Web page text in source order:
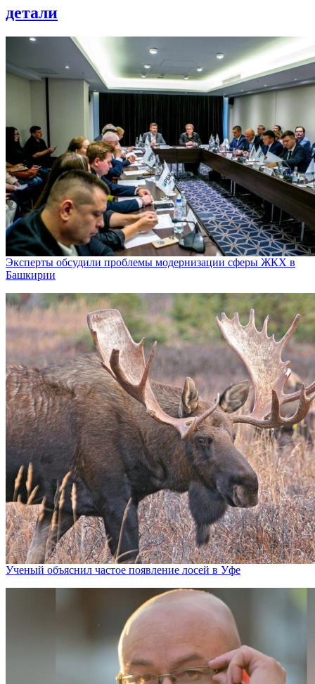
детали
Эксперты обсудили проблемы модернизации сферы ЖКХ в
Башкирии
Ученый объяснил частое появление лосей в Уфе